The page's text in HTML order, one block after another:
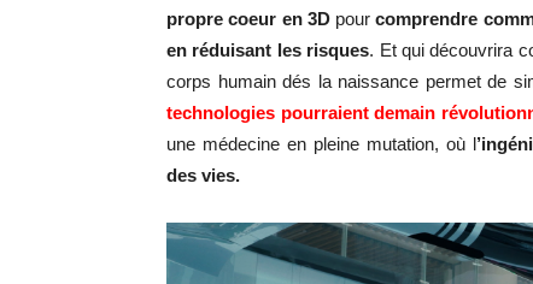
propre coeur en 3Dpourcomprendre
en réduisant les risques. Et qui découvrira
corps humain dés la naissance permet de
technologies pourraient demain
une médecine en pleine mutation, où l
des vies.